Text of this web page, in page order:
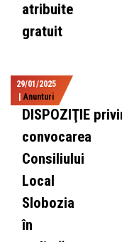
atribuite
gratuit
29/01/2025
|Anunturi
DISPOZIŢIE
convocarea
Consiliului
Local
Slobozia
în